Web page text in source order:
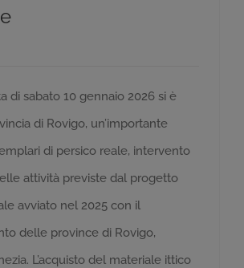
di sabato 10 gennaio 2026 si è
di Rovigo, un’importante
di persico reale, intervento
attività previste dal progetto
avviato nel 2025 con il
delle province di Rovigo,
L’acquisto del materiale ittico